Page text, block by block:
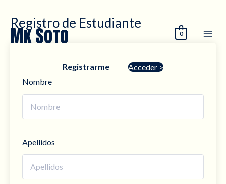
Mk Soto 0
Registrarme Acceder >
Registro de Estudiante
Nombre
Apellidos